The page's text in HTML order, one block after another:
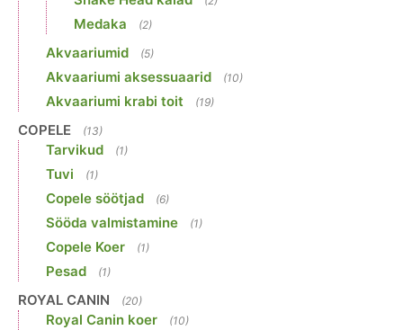
Medaka (2)
Akvaariumid (5)
Akvaariumi aksessuaarid (10)
Akvaariumi krabi toit (19)
COPELE (13)
Tarvikud (1)
Tuvi (1)
Copele söötjad (6)
Sööda valmistamine (1)
Copele Koer (1)
Pesad (1)
ROYAL CANIN (20)
Royal Canin koer (10)